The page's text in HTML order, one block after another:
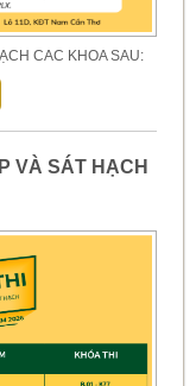
CÁC KHÓA SAU:
VÀ SÁT HẠCH